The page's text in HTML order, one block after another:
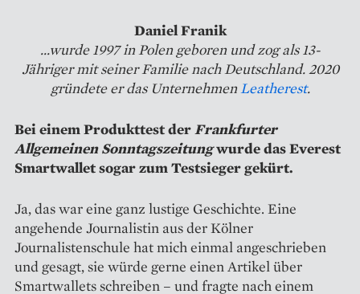
Daniel Franik
...wurde 1997 in Polen geboren und zog als 13-
Jähriger mit seiner Familie nach Deutschland. 2020
gründete er das UnternehmenLeatherest.
Bei einem Produkttest derFrankfurter
Allgemeinen Sonntags­zeitungwurde das Everest
Smartwallet sogar zum Testsieger gekürt.
Ja, das war eine ganz lustige Geschichte. Eine
angehende Journalistin aus der Kölner
Journalistenschule hat mich einmal angeschrieben
und gesagt, sie würde gerne einen Artikel über
Smartwallets schreiben – und fragte nach einem